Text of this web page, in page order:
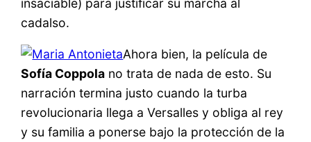
insaciable) para justificar su marcha al
cadalso.
Ahora bien, la película de
Sofía Coppola no trata de nada de esto. Su
narración termina justo cuando la turba
revolucionaria llega a Versalles y obliga al rey
y su familia a ponerse bajo la protección de la